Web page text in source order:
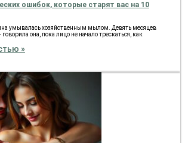
ошибок, которые старят вас на 10
умывалась хозяйственным мылом. Девять месяцев
она, пока лицо не начало трескаться, как
»